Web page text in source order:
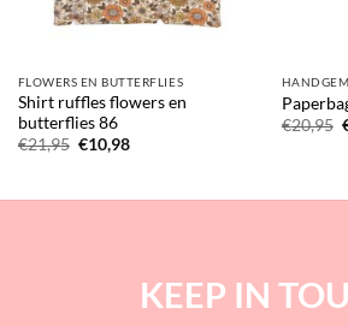
FLOWERS EN BUTTERFLIES
Shirt ruffles flowers en
butterflies 86
€21,95 Oorspronkelijke
prijs
€10,98Huidige
€20,95
KEEP IN